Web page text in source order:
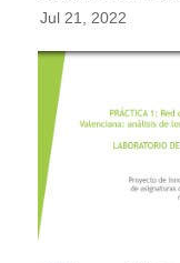
Jul 21, 2022